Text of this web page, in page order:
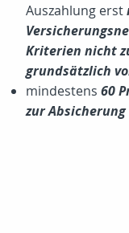
Auszahlung erst
Kriterien nicht
grundsätzlich
mindestens 60
zur